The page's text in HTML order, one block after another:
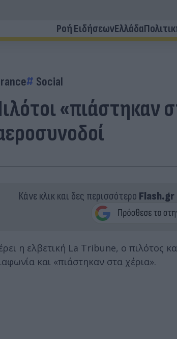
Ροή ΕιδήσεωνΕλλάδα
Social
«πιάστηκαν
Κάνε κλικ και δες περισσότερο Flash.gr
η ελβετική La Tribune, ο πιλότος
και «πιάστηκαν στα χέρια».